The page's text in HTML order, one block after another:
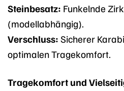
Steinbesatz: Funkelnde
(modellabhängig).
Verschluss: Sicherer
optimalen Tragekomfort.
Tragekomfort und